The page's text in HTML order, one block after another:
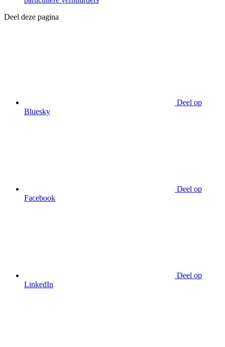
Deel deze pagina
Deel op
Bluesky
Deel op
Facebook
Deel op
LinkedIn